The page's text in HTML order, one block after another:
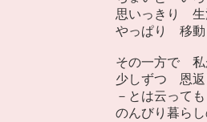
思いっきり
やっぱり 移動
その一方で 私
少しずつ 恩返
－とは云って
のんびり暮ら